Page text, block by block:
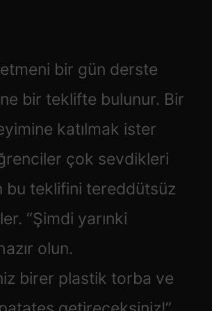
bir gün derste
bir teklifte bulunur. Bir
katılmak ister
çok sevdikleri
bu teklifini tereddütsüz
“Şimdi yarınki
olun.
birer plastik torba ve